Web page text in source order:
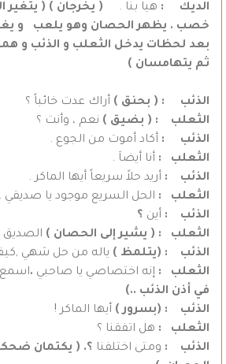
الديك : هيا بنا . ( يخرجان ) ( يتغير
خصب . يظهر الحصان وهو يلعب و
بعد لحظات يدخل الثعلب و الذئب و هما
ثم يتهامسان )
الذئب : ( بحنق ) أراك عدت خائباً ؟
الثعلب : ( بضيق ) نعم ، وأنت ؟
الذئب : أكاد أموت من الجوع .
الثعلب : أنا أيضاَ .
الذئب : أريد حلاً سريعاً أيها الماكر .
الثعلب : الحل السريع موجود يا صديقي .
الذئب : أين ؟
الثعلب : ( يشير إلى الحصان )
الذئب : (يتلمظ ) ياله من حل شهي
الثعلب : إنه اختصاصي يا صاحبي .اسمع
في أذن الذئب ..)
الذئب : (بسرور ) أيها الماكر !
الثعلب : هل اتفقنا ؟
الذئب : ومتى اختلفنا ؟. ( يكتمان